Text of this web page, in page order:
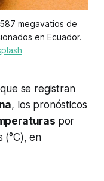
megavatios de
en Ecuador.
que se registran
, los pronósticos
por
(°C), en